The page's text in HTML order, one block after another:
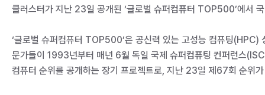
클러스터가 지난 23일 공개된 ‘글로벌 슈퍼컴퓨터 TOP500’에서
‘글로벌 슈퍼컴퓨터 TOP500’은 공신력 있는 고성능 컴퓨팅(HPC)
문가들이 1993년부터 매년 6월 독일 국제 슈퍼컴퓨팅 컨퍼런스
컴퓨터 순위를 공개하는 장기 프로젝트로, 지난 23일 제67회 순위